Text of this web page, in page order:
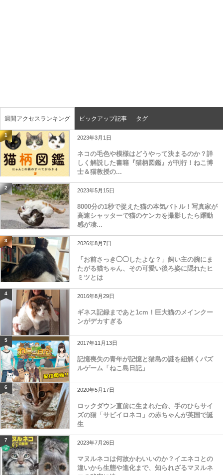
週間アクセスランキング ピックアップ記事 タグ
1 2023年3月1日
ネコの毛色や模様はどうやって決まるのか？詳
しく解説した書籍『猫柄図鑑』が刊行！ねこ博
士＆猫教授の...
2 2023年5月15日
8000分の1秒で捉えた猫の本気バトル！写真家が
高速シャッターで猫のケンカを撮影したら躍動
感が凄...
3 2026年8月7日
「お前さっき◯◯したよな？」飼い主の腕にま
たがる猫ちゃん、その可愛い後ろ姿に隠れたヒ
ミツとは
4 2016年8月29日
ギネス記録まであと1cm！巨大猫のメインクー
ンがデカすぎる
5 2017年11月13日
記憶喪失の青年が記憶と猫島の謎を紐解くパズ
ルゲーム「ねこ島日記」
6 2020年5月17日
ロックダウン直前に生まれた命、手のひらサイ
ズの猫「サビイロネコ」の赤ちゃんが英国で誕
生
7 2023年7月26日
マヌルネコは何故かわいいのか？イエネコとの
違いから生態や進化まで、知られざるマヌルネ